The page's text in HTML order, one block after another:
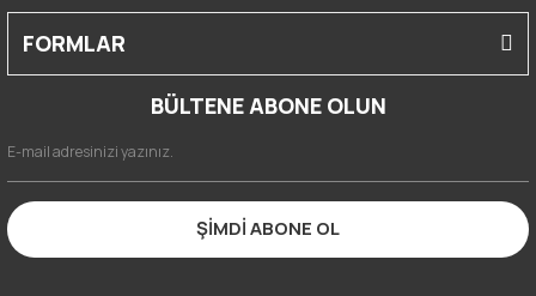
FORMLAR
BÜLTENE ABONE OLUN
ŞİMDİ ABONE OL